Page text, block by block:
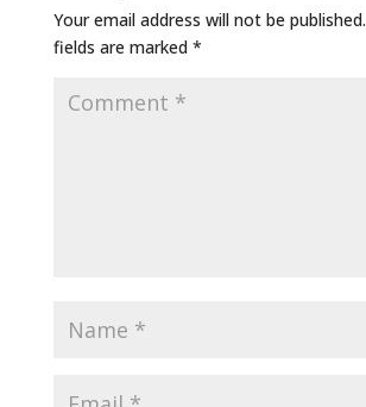
Your email address will not be published.
fields are marked *